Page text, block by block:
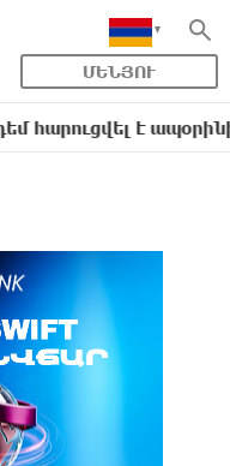
ՄԵՆՅՈՒ
է ապօրինի